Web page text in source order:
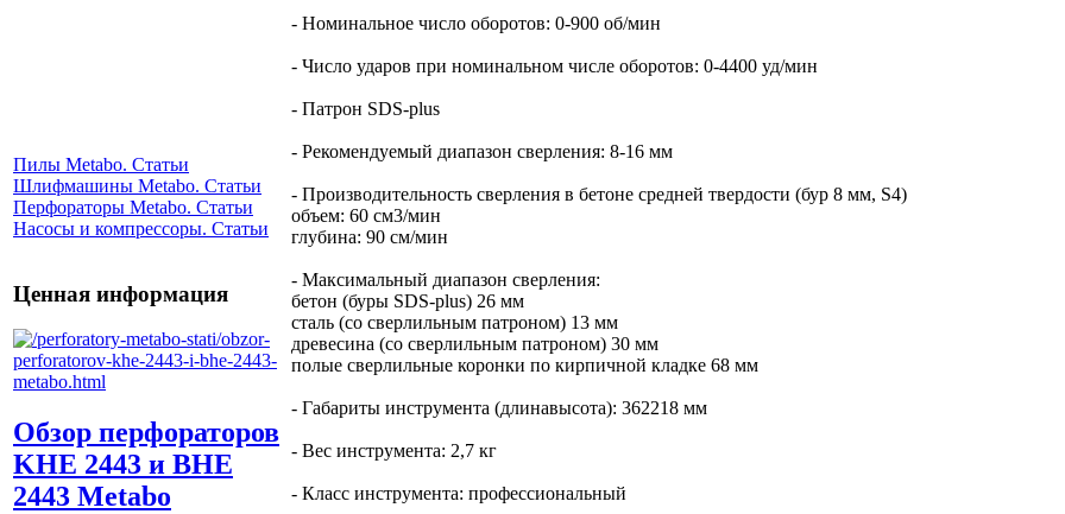
Пилы Metabo. Статьи
Шлифмашины Metabo. Статьи
Перфораторы Metabo. Статьи
Насосы и компрессоры. Статьи
Ценная информация
Обзор перфораторов
KHE 2443 и BHE
2443 Metabo
- Номинальное число оборотов: 0-900 об/мин
- Число ударов при номинальном числе оборотов: 0-4400 уд/мин
- Патрон SDS-plus
- Рекомендуемый диапазон сверления: 8-16 мм
- Производительность сверления в бетоне средней твердости (бур 8 мм, S4)
объем: 60 см3/мин
глубина: 90 см/мин
- Максимальный диапазон сверления:
бетон (буры SDS-plus) 26 мм
сталь (со сверлильным патроном) 13 мм
древесина (со сверлильным патроном) 30 мм
полые сверлильные коронки по кирпичной кладке 68 мм
- Габариты инструмента (длинавысота): 362218 мм
- Вес инструмента: 2,7 кг
- Класс инструмента: профессиональный